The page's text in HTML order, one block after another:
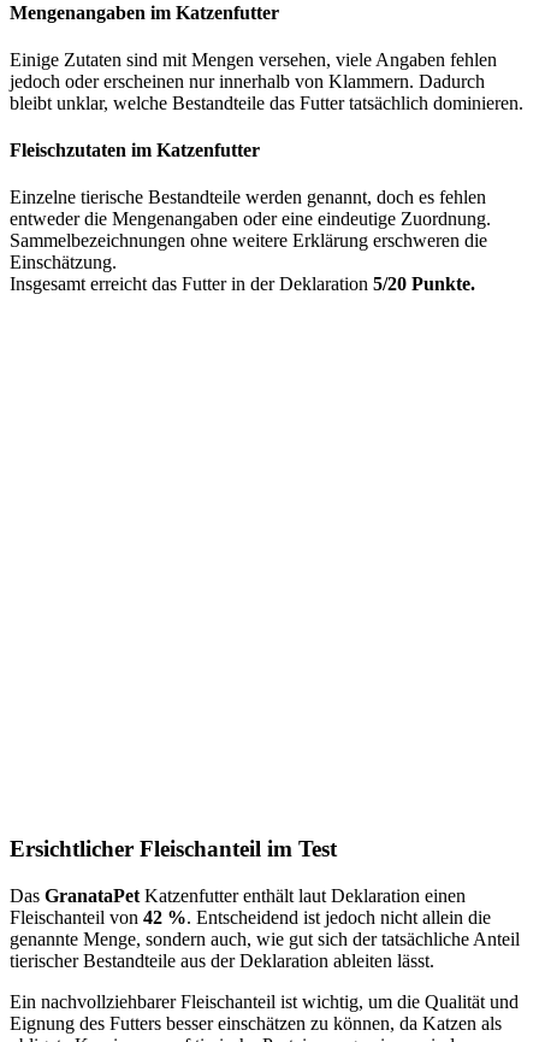
Mengenangaben im Katzenfutter
Einige Zutaten sind mit Mengen versehen, viele Angaben fehlen
jedoch oder erscheinen nur innerhalb von Klammern. Dadurch
bleibt unklar, welche Bestandteile das Futter tatsächlich dominieren.
Fleischzutaten im Katzenfutter
Einzelne tierische Bestandteile werden genannt, doch es fehlen
entweder die Mengenangaben oder eine eindeutige Zuordnung.
Sammelbezeichnungen ohne weitere Erklärung erschweren die
Einschätzung.
Insgesamt erreicht das Futter in der Deklaration 5/20 Punkte.
Ersichtlicher Fleischanteil im Test
Das GranataPet Katzenfutterenthält laut Deklaration einen
Fleischanteil von 42 %. Entscheidend ist jedoch nicht allein die
genannte Menge, sondern auch, wie gut sich der tatsächliche Anteil
tierischer Bestandteile aus der Deklaration ableiten lässt.
Ein nachvollziehbarer Fleischanteil ist wichtig, um die Qualität und
Eignung des Futters besser einschätzen zu können, da Katzen als